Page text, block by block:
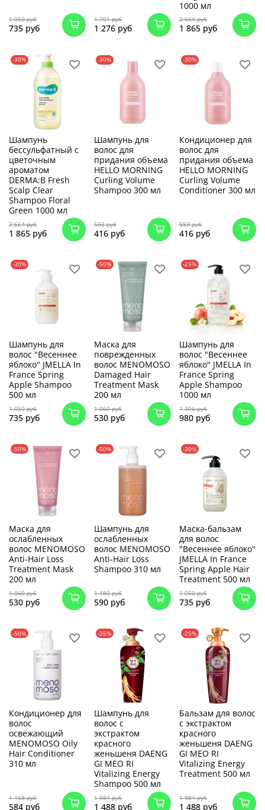
1 050 руб
735 руб
1 701 руб
1 276 руб
1000 мл
2 664 руб
1 865 руб
-30%
Шампунь
бессульфатный с
цветочным
ароматом
DERMA:B Fresh
Scalp Clear
Shampoo Floral
Green 1000 мл
2 664 руб
1 865 руб
-30%
Шампунь для
волос для
придания объема
HELLO MORNING
Curling Volume
Shampoo 300 мл
593 руб
416 руб
-30%
Кондиционер для
волос для
придания объема
HELLO MORNING
Curling Volume
Conditioner 300 мл
593 руб
416 руб
-30%
Шампунь для
волос "Весеннее
яблоко" JMELLA In
France Spring
Apple Shampoo
500 мл
1 050 руб
735 руб
-50%
Маска для
поврежденных
волос MENOMOSO
Damaged Hair
Treatment Mask
200 мл
1 060 руб
530 руб
-25%
Шампунь для
волос "Весеннее
яблоко" JMELLA In
France Spring
Apple Shampoo
1000 мл
1 306 руб
980 руб
-50%
Маска для
ослабленных
волос MENOMOSO
Anti-Hair Loss
Treatment Mask
200 мл
1 060 руб
530 руб
-50%
Шампунь для
ослабленных
волос MENOMOSO
Anti-Hair Loss
Shampoo 310 мл
1 180 руб
590 руб
-30%
Маска-бальзам
для волос
"Весеннее яблоко"
JMELLA In France
Spring Apple Hair
Treatment 500 мл
1 050 руб
735 руб
-50%
Кондиционер для
волос
освежающий
MENOMOSO Oily
Hair Conditioner
310 мл
1 168 руб
584 руб
-25%
Шампунь для
волос с
экстрактом
красного
женьшеня DAENG
GI MEO RI
Vitalizing Energy
Shampoo 500 мл
1 984 руб
1 488 руб
-25%
Бальзам для волос
с экстрактом
красного
женьшеня DAENG
GI MEO RI
Vitalizing Energy
Treatment 500 мл
1 984 руб
1 488 руб